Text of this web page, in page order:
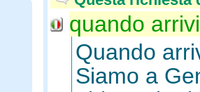
quando
Quando
Siamo a